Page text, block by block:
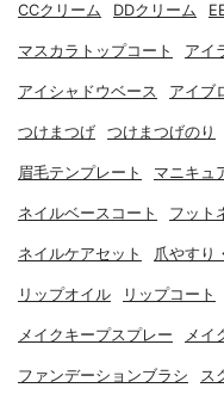
CCクリーム DDクリーム
マスカラトップコート アイ
アイシャドウベース アイブ
つけまつげ つけまつげのり
眉毛テンプレート マニキュ
ネイルベースコート フット
ネイルケアセット 爪やすり
リップオイル リップコート
メイクキープスプレー メイ
ファンデーションブラシ ス